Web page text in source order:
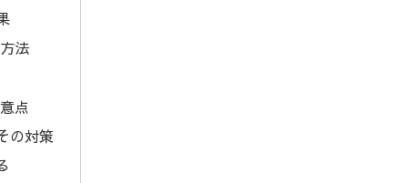
法
点
の対策